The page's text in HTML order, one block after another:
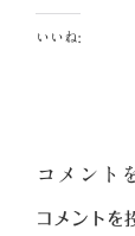
いいね:
コメント
コメントを